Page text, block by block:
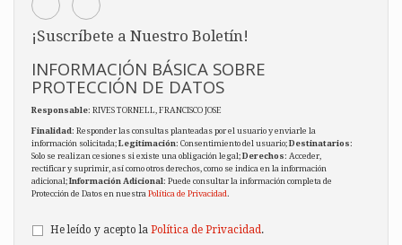
¡Suscríbete a Nuestro Boletín!
INFORMACIÓN BÁSICA SOBRE
PROTECCIÓN DE DATOS
Responsable: RIVES TORNELL, FRANCISCO JOSE
Finalidad: Responder las consultas planteadas por el usuario y enviarle la
información solicitada;Legitimación: Consentimiento del usuario;Destinatarios:
Solo se realizan cesiones si existe una obligación legal;Derechos: Acceder,
rectificar y suprimir, así como otros derechos, como se indica en la información
adicional;Información Adicional: Puede consultar la información completa de
Protección de Datos en nuestra Política de Privacidad.
He leído y acepto la Política de Privacidad.